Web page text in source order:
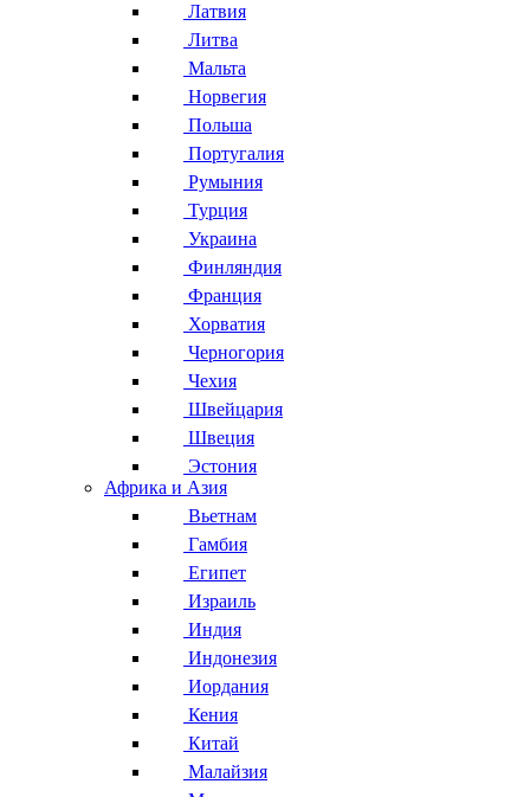
Латвия
Литва
Мальта
Норвегия
Польша
Португалия
Румыния
Турция
Украина
Финляндия
Франция
Хорватия
Черногория
Чехия
Швейцария
Швеция
Эстония
Африка и Азия
Вьетнам
Гамбия
Египет
Израиль
Индия
Индонезия
Иордания
Кения
Китай
Малайзия